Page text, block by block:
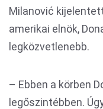
Milanović
amerikai elnök,
legközvetlenebb.
– Ebben a körben
legőszintébben.